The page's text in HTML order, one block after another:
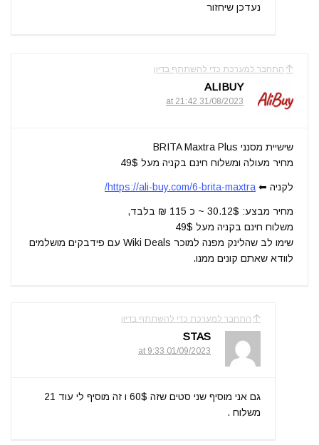
נעדכן שיחזור
התחבר למערכת כדי להשתתף בדיון
ALIBUY
31/08/2023 at 21:42
שישיית מסנני BRITA Maxtra Plus
מחיר מעולה ומשלוח חינם בקניה מעל 49$
לקניה ⬅ https://ali-buy.com/6-brita-maxtra/
מחיר מבצע: 30.12$ ~ כ 115 ₪ בלבד,
משלוח חינם בקניה מעל 49$
שימו לב שהלינק מפנה למוכר Wiki Deals עם פידבקים מושלמים
לוודא שאתם קונים ממנו.
התחבר למערכת כדי להשתתף בדיון
STAS
01/09/2023 at 9:33
גם אני מוסיף שני סטים שזה 60$ ו זה מוסיף לי עוד 21
משלוח .